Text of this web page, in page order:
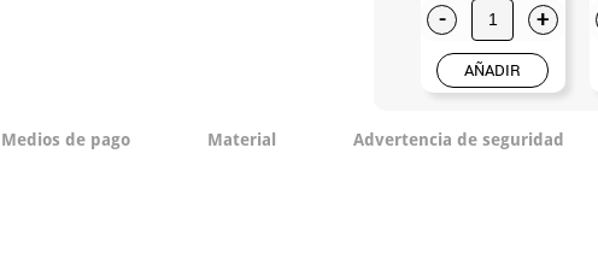
- +
AÑADIR
Medios de pago Material
Advertencia de seguridad